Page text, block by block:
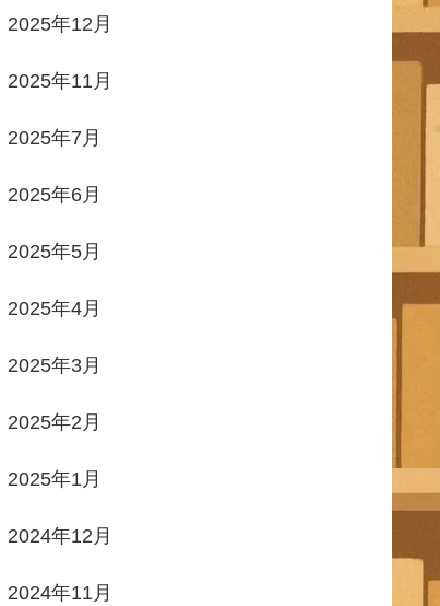
2025年12月
2025年11月
2025年7月
2025年6月
2025年5月
2025年4月
2025年3月
2025年2月
2025年1月
2024年12月
2024年11月